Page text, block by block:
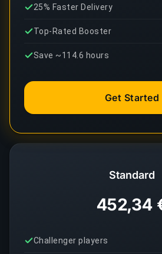
Standard
452,34
Challenger players
25% Faster Delivery
Top-Rated Booster
Save ~114.6 hours
Get Started